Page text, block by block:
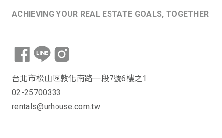
ACHIEVING YOUR REAL ESTATE GOALS, TOGETHER
台北市松山區敦化南路一段7號6樓之1
02-25700333
rentals@urhouse.com.tw